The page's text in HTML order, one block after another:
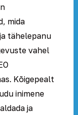
mida
tähelepanu
vahel
Kõigepealt
inimene
ja